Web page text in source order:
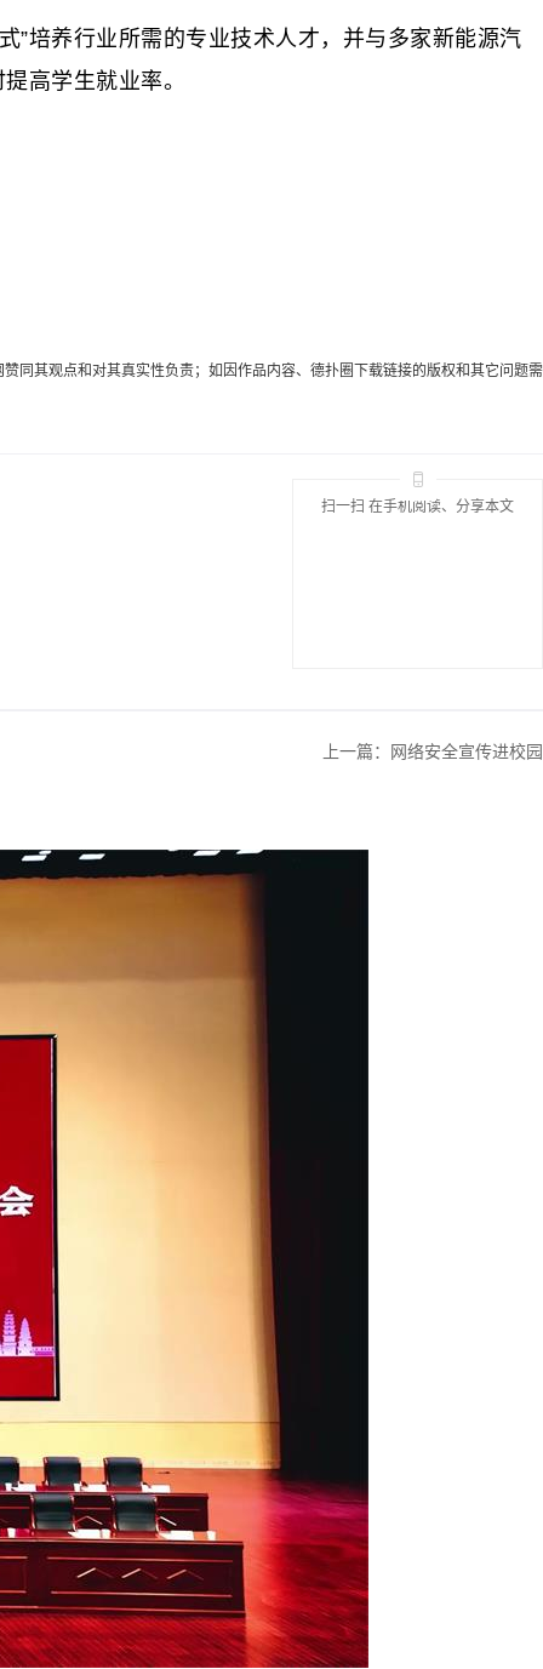
培养行业所需的专业技术人才，并与多家新能源汽
高学生就业率。
同其观点和对其真实性负责；如因作品内容、德扑圈下载链接的版权和其它问题需
扫一扫 在手机阅读、分享本文
上一篇： 网络安全宣传进校园